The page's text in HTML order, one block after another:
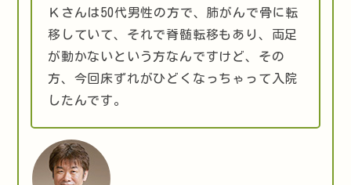
Ｋさんは50代男性の方で、肺がんで骨に転
移していて、それで脊髄転移もあり、両足
が動かないという方なんですけど、その
方、今回床ずれがひどくなっちゃって入院
したんです。